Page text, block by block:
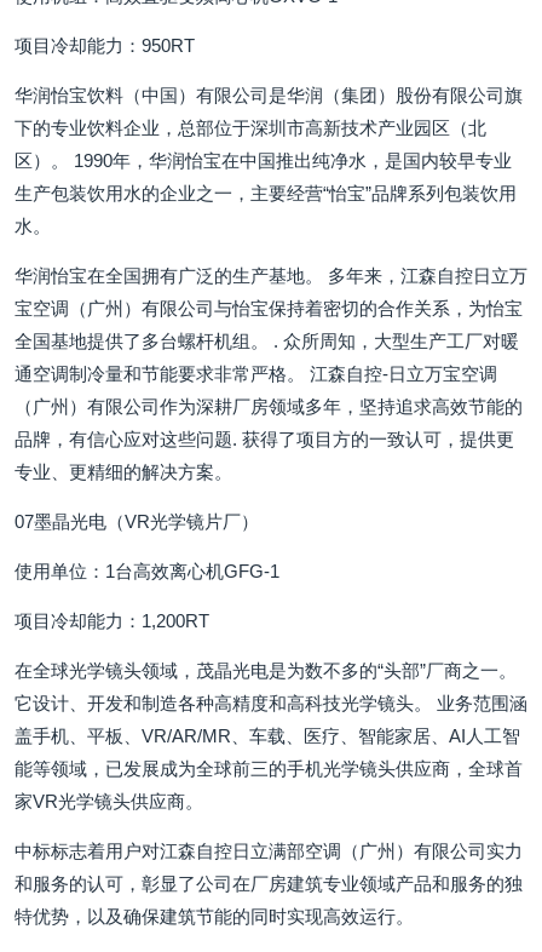
项目冷却能力：950RT
华润怡宝饮料（中国）有限公司是华润（集团）股份有限公司旗
下的专业饮料企业，总部位于深圳市高新技术产业园区（北
区）。 1990年，华润怡宝在中国推出纯净水，是国内较早专业
生产包装饮用水的企业之一，主要经营“怡宝”品牌系列包装饮用
水。
华润怡宝在全国拥有广泛的生产基地。 多年来，江森自控日立万
宝空调（广州）有限公司与怡宝保持着密切的合作关系，为怡宝
全国基地提供了多台螺杆机组。 . 众所周知，大型生产工厂对暖
通空调制冷量和节能要求非常严格。 江森自控-日立万宝空调
（广州）有限公司作为深耕厂房领域多年，坚持追求高效节能的
品牌，有信心应对这些问题. 获得了项目方的一致认可，提供更
专业、更精细的解决方案。
07墨晶光电（VR光学镜片厂）
使用单位：1台高效离心机GFG-1
项目冷却能力：1,200RT
在全球光学镜头领域，茂晶光电是为数不多的“头部”厂商之一。
它设计、开发和制造各种高精度和高科技光学镜头。 业务范围涵
盖手机、平板、VR/AR/MR、车载、医疗、智能家居、AI人工智
能等领域，已发展成为全球前三的手机光学镜头供应商，全球首
家VR光学镜头供应商。
中标标志着用户对江森自控日立满部空调（广州）有限公司实力
和服务的认可，彰显了公司在厂房建筑专业领域产品和服务的独
特优势，以及确保建筑节能的同时实现高效运行。